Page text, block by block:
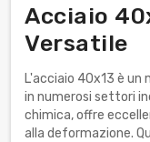
Acciaio
Versatile
L'acciaio 40x13 è
in numerosi settori
chimica, offre
alla deformazione.